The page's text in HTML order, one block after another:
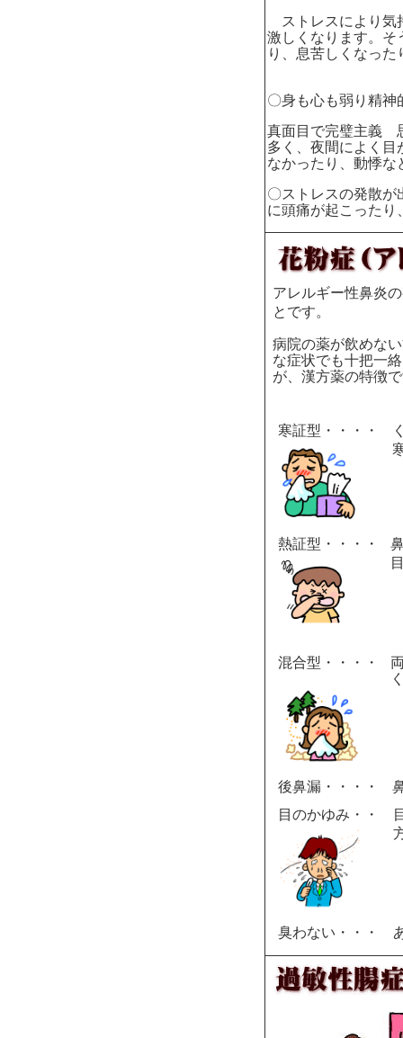
ストレスにより気
激しくなります。そ
り、息苦しくなった
〇身も心も弱り精神
真面目で完璧主義
多く、夜間によく目
なかったり、動悸な
〇ストレスの発散が
に頭痛が起こったり
アレルギー性鼻炎
とです。
病院の薬が飲めな
な症状でも十把一
が、漢方薬の特徴
寒証型・・・・
熱証型・・・・
混合型・・・・
後鼻漏・・・・
目のかゆみ・・
臭わない・・・